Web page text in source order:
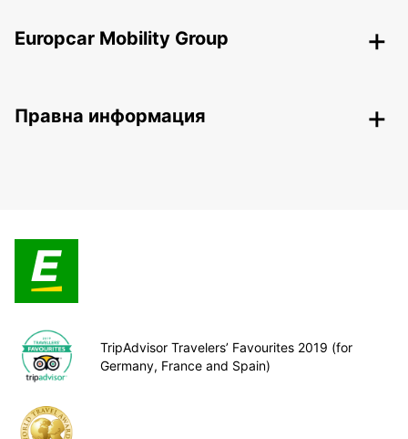
Europcar Mobility Group
Правна информация
TripAdvisor Travelers’ Favourites 2019 (for
Germany, France and Spain)